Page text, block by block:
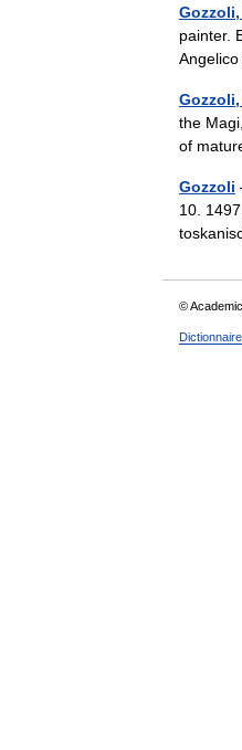
painter.
the
of
Gozzoli
10.
©